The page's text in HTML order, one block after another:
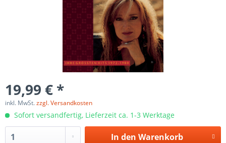
19,99 € *
inkl. MwSt.zzgl. Versandkosten
Sofort versandfertig, Lieferzeit ca. 1-3 Werktage
In den Warenkorb